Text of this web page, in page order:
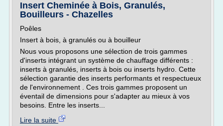
Insert Cheminée à Bois, Granulés,
Bouilleurs - Chazelles
Poêles
Insert à bois, à granulés ou à bouilleur
Nous vous proposons une sélection de trois gammes
d'inserts intégrant un système de chauffage différents :
inserts à granulés, inserts à bois ou inserts hydro. Cette
sélection garantie des inserts performants et respectueux
de l'environnement . Ces trois gammes proposent un
éventail de dimensions pour s'adapter au mieux à vos
besoins. Entre les inserts...
Lire la suite